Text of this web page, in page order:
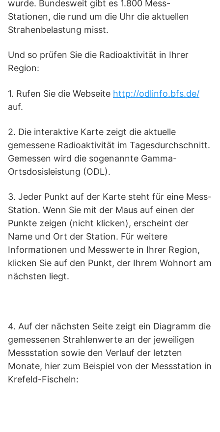
wurde. Bundesweit gibt es 1.800 Mess-
Stationen, die rund um die Uhr die aktuellen
Strahenbelastung misst.
Und so prüfen Sie die Radioaktivität in Ihrer
Region:
1. Rufen Sie die Webseite http://odlinfo.bfs.de/
auf.
2. Die interaktive Karte zeigt die aktuelle
gemessene Radioaktivität im Tagesdurchschnitt.
Gemessen wird die sogenannte Gamma-
Ortsdosisleistung (ODL).
3. Jeder Punkt auf der Karte steht für eine Mess-
Station. Wenn Sie mit der Maus auf einen der
Punkte zeigen (nicht klicken), erscheint der
Name und Ort der Station. Für weitere
Informationen und Messwerte in Ihrer Region,
klicken Sie auf den Punkt, der Ihrem Wohnort am
nächsten liegt.
4. Auf der nächsten Seite zeigt ein Diagramm die
gemessenen Strahlenwerte an der jeweiligen
Messstation sowie den Verlauf der letzten
Monate, hier zum Beispiel von der Messstation in
Krefeld-Fischeln: